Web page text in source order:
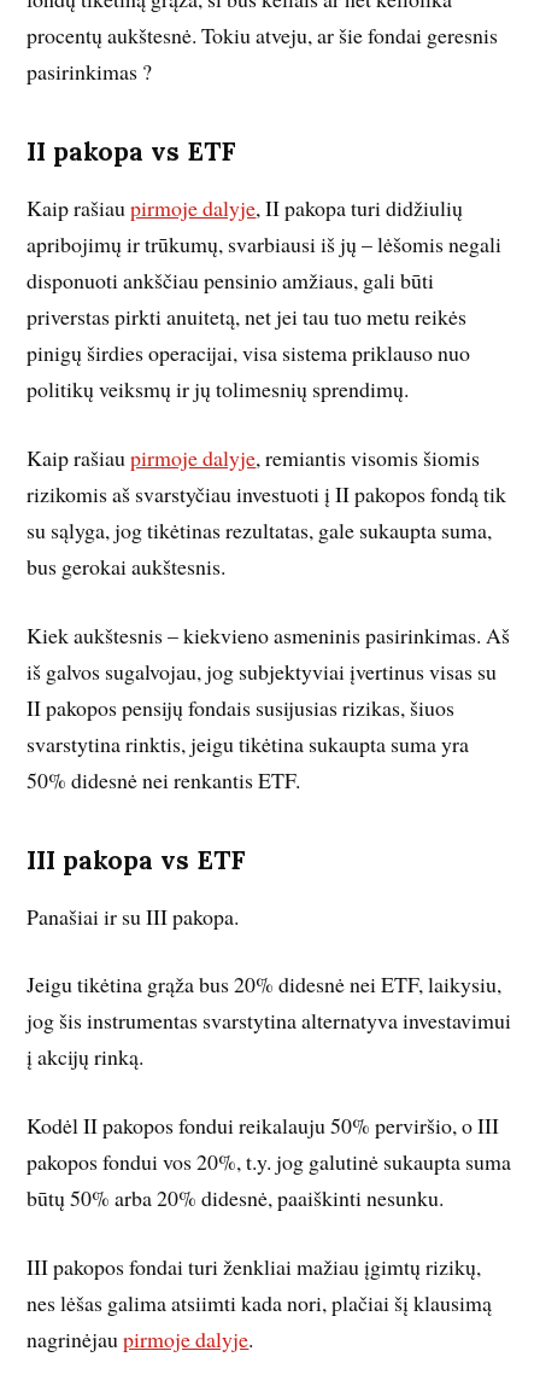
procentų aukštesnė. Tokiu atveju, ar šie fondai geresnis
pasirinkimas ?
II pakopa vs ETF
Kaip rašiaupirmoje dalyje, II pakopa turi didžiulių
apribojimų ir trūkumų, svarbiausi iš jų – lėšomis negali
disponuoti ankščiau pensinio amžiaus, gali būti
priverstas pirkti anuitetą, net jei tau tuo metu reikės
pinigų širdies operacijai, visa sistema priklauso nuo
politikų veiksmų ir jų tolimesnių sprendimų.
Kaip rašiaupirmoje dalyje, remiantis visomis šiomis
rizikomis aš svarstyčiau investuoti į II pakopos fondą tik
su sąlyga, jog tikėtinas rezultatas, gale sukaupta suma,
bus gerokai aukštesnis.
Kiek aukštesnis – kiekvieno asmeninis pasirinkimas. Aš
iš galvos sugalvojau, jog subjektyviai įvertinus visas su
II pakopos pensijų fondais susijusias rizikas, šiuos
svarstytina rinktis, jeigu tikėtina sukaupta suma yra
50% didesnė nei renkantis ETF.
III pakopa vs ETF
Panašiai ir su III pakopa.
Jeigu tikėtina grąža bus 20% didesnė nei ETF, laikysiu,
jog šis instrumentas svarstytina alternatyva investavimui
į akcijų rinką.
Kodėl II pakopos fondui reikalauju 50% perviršio, o III
pakopos fondui vos 20%, t.y. jog galutinė sukaupta suma
būtų 50% arba 20% didesnė, paaiškinti nesunku.
III pakopos fondai turi ženkliai mažiau įgimtų rizikų,
nes lėšas galima atsiimti kada nori, plačiai šį klausimą
nagrinėjaupirmoje dalyje.